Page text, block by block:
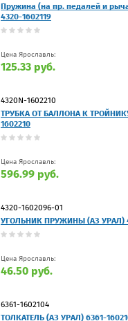
Пружина (на пр. педалей и
4320-1602119
Цена Ярославль:
125.33 руб.
4320N-1602210
ТРУБКА ОТ БАЛЛОНА К
1602210
Цена Ярославль:
596.99 руб.
4320-1602096-01
УГОЛЬНИК ПРУЖИНЫ (АЗ УРАЛ)
Цена Ярославль:
46.50 руб.
6361-1602104
ТОЛКАТЕЛЬ (АЗ УРАЛ) 6361-